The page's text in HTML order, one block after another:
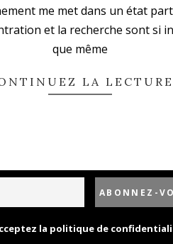
me met dans un état
et la recherche sont si
que même
LA LECTURE
Designed usingUnos Premium.
la politique de